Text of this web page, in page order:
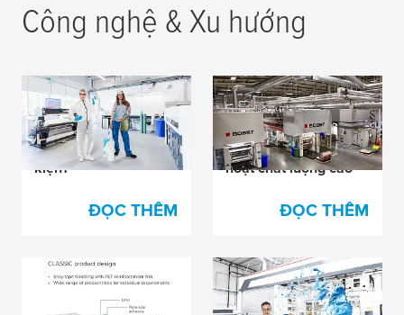
Công nghệ & Xu hướng
Cố gắng tránh hiện
tượng nâng mép bản
in trong mọi điều
kiện?
ĐỌC THÊM
Roberts Mart vượt trội
như thế nào trong
việc in bao bì linh
hoạt chất lượng cao
ĐỌC THÊM
Bí mật đằng sau mỗi
chiếc máy in hạnh
Ban đang cố gắng
giải quyết vấn đề